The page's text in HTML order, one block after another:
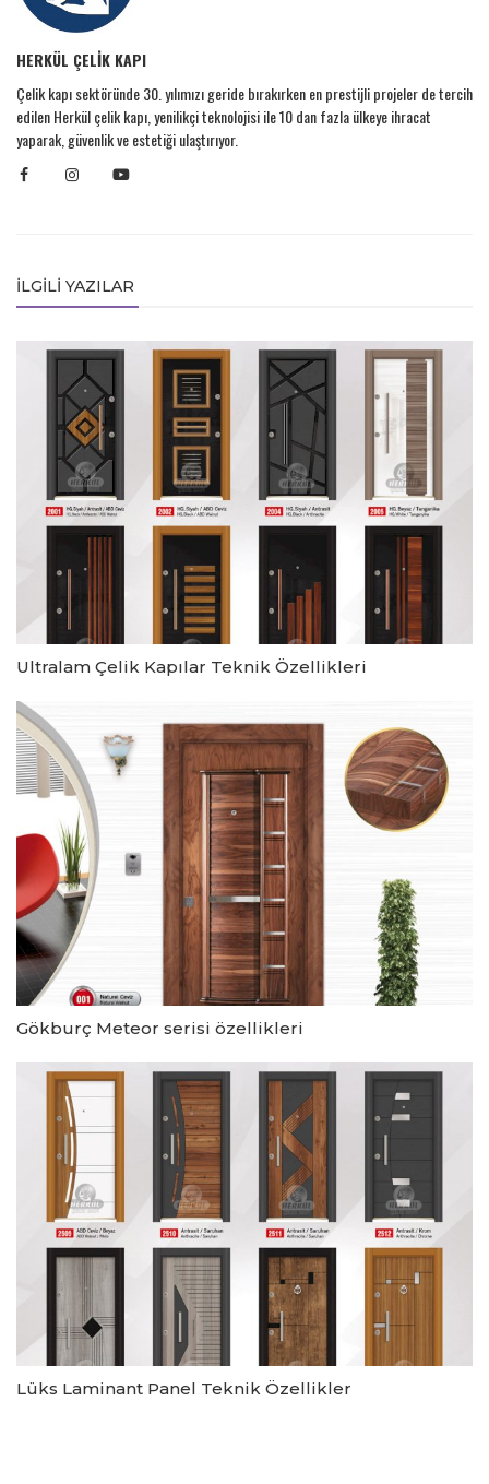
HERKÜL ÇELİK KAPI
Çelik kapı sektöründe 30. yılımızı geride bırakırken en prestijli projeler de tercih
edilen Herkül çelik kapı, yenilikçi teknolojisi ile 10 dan fazla ülkeye ihracat
yaparak, güvenlik ve estetiği ulaştırıyor.
İLGILI YAZILAR
Ultralam Çelik Kapılar Teknik Özellikleri
Gökburç Meteor serisi özellikleri
Lüks Laminant Panel Teknik Özellikler